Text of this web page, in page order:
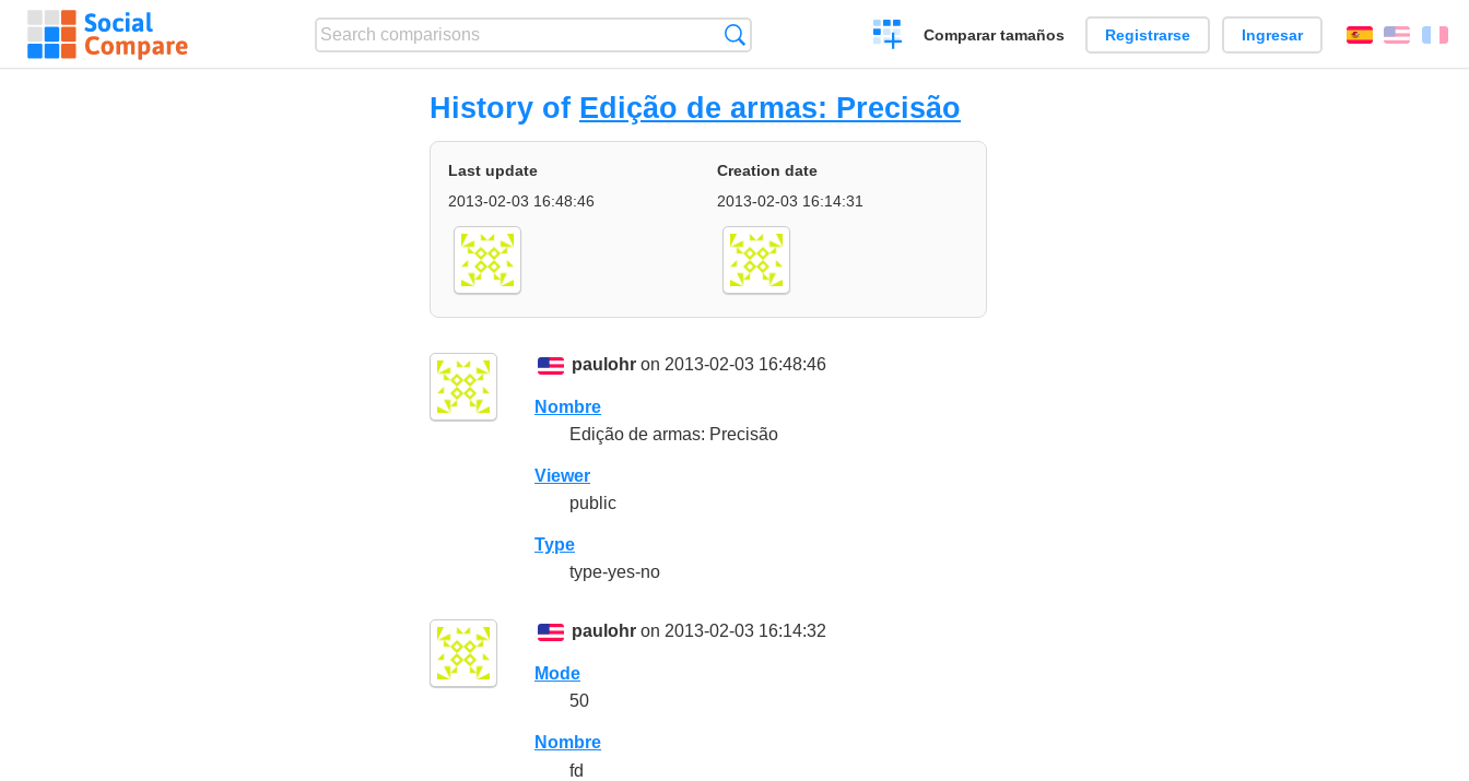
Crear
una
comparación
Comparar tamaños Registrarse Ingresar EspañolEnglish
History of Edição de armas: Precisão
Last update
2013-02-03 16:48:46
Creation date
2013-02-03 16:14:31
paulohr on 2013-02-03 16:48:46
Nombre
Edição de armas: Precisão
Viewer
public
Type
type-yes-no
paulohr on 2013-02-03 16:14:32
Mode
50
Nombre
fd